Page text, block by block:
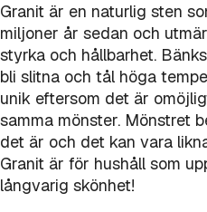
Granit är en naturlig sten
miljoner år sedan och
styrka och hållbarhet.
bli slitna och tål höga
unik eftersom det är
samma mönster. Mönstret
det är och det kan vara
Granit är för hushåll som
långvarig skönhet!